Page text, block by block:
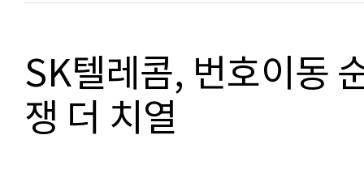
SK텔레콤, 번호이동
쟁 더 치열